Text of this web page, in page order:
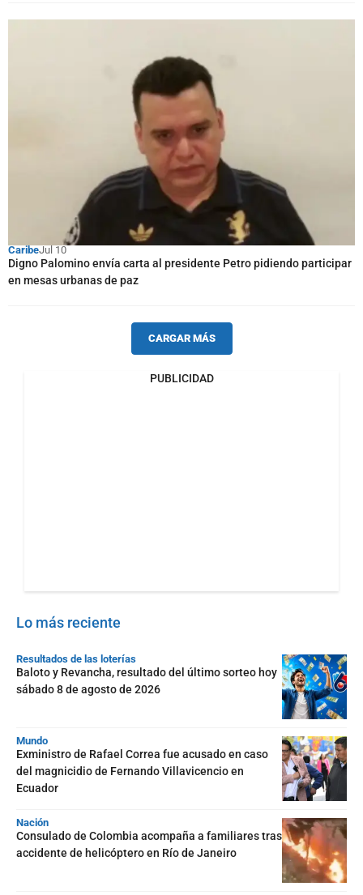
CaribeJul 10
Digno Palomino envía carta al presidente Petro pidiendo participar
en mesas urbanas de paz
CARGAR MÁS
PUBLICIDAD
Lo más reciente
Resultados de las loterías
Baloto y Revancha, resultado del último sorteo hoy
sábado 8 de agosto de 2026
Mundo
Exministro de Rafael Correa fue acusado en caso
del magnicidio de Fernando Villavicencio en
Ecuador
Nación
Consulado de Colombia acompaña a familiares tras
accidente de helicóptero en Río de Janeiro